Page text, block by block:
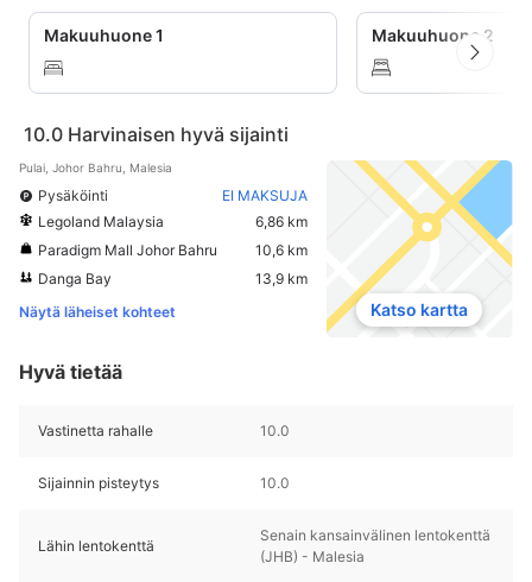
Makuuhuone 1 Makuuhuone 2
10.0 Harvinaisen hyvä sijainti
Pulai, Johor Bahru, Malesia
Pysäköinti
EI MAKSUJA
Legoland Malaysia
6,86 km
Paradigm Mall Johor Bahru
10,6 km
Danga Bay
13,9 km
Näytä läheiset kohteet
Katso kartta
Hyvä tietää
Vastinetta rahalle 10.0
Sijainnin pisteytys 10.0
Lähin lentokenttä
Senain kansainvälinen lentokenttä
(JHB) - Malesia